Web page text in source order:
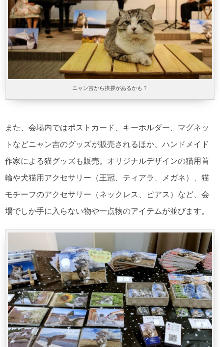
ニャン吉から挨拶があるかも？
また、会場内ではポストカード、キーホルダー、マグネッ
トなどニャン吉のグッズが販売されるほか、ハンドメイド
作家による猫グッズも販売。オリジナルデザインの猫用首
輪や犬猫用アクセサリー（王冠、ティアラ、メガネ）、猫
モチーフのアクセサリー（ネックレス、ピアス）など、会
場でしか手に入らない物や一点物のアイテムが並びます。